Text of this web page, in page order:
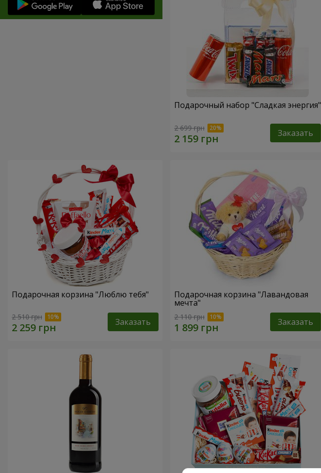
Подарочный набор "Сладкая энергия"
2 699 грн Заказать
Подарочная корзина "Люблю тебя"
2 510 грн Заказать
Подарочная корзина "Лавандовая
мечта"
2 110 грн Заказать